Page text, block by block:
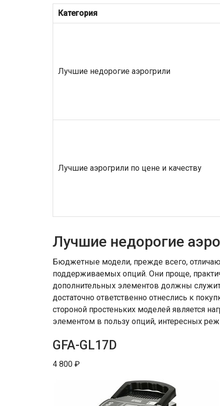
Категория
Лучшие недорогие аэрогрили
Лучшие аэрогрили по цене и качеству
Лучшие недорогие
Бюджетные модели, прежде всего,
поддерживаемых опций. Они проще,
дополнительных элементов должны
достаточно ответственно отнеслись к
стороной простеньких моделей является
элементом в пользу опций, интересных
GFA-GL17D
4 800 ₽